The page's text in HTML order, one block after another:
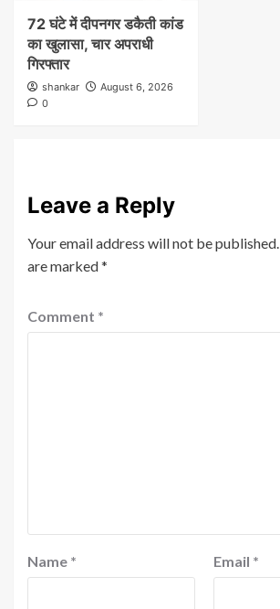
72 घंटे में दीपनगर डकैती कांड
का खुलासा, चार अपराधी
गिरफ्तार
shankar
August 6, 2026
0
Leave a Reply
Your email address will not be published.
are marked*
Comment *
Name * Email *